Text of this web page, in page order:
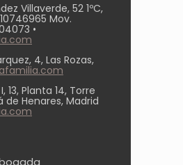
Villaverde, 52 1ºC,
Mov.
•
4, Las Rozas,
13, Planta 14, Torre
de Henares, Madrid